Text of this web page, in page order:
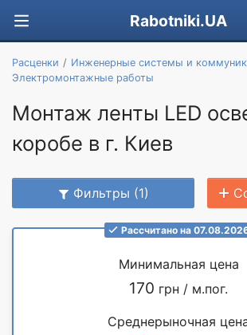
Rabotniki.UA
Расценки
Инженерные системы и
Электромонтажные работы
Монтаж ленты LED
коробе в г. Киев
Фильтры (1)
Рассчитано на
Минимальная цена
170 грн / м.пог.
Среднерыночная